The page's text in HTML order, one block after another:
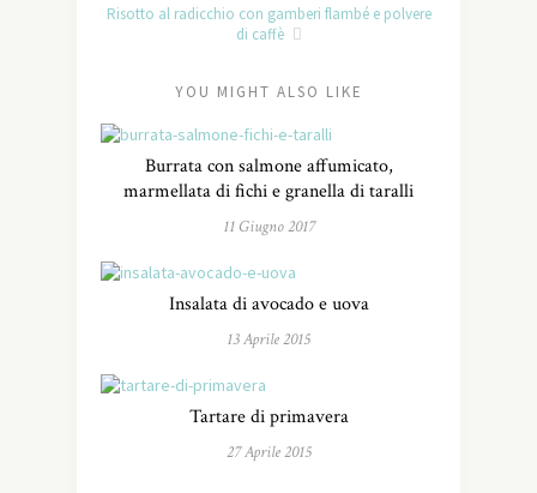
Risotto al radicchio con gamberi flambé e polvere
di caffè
YOU MIGHT ALSO LIKE
Burrata con salmone affumicato,
marmellata di fichi e granella di taralli
11 Giugno 2017
Insalata di avocado e uova
13 Aprile 2015
Tartare di primavera
27 Aprile 2015